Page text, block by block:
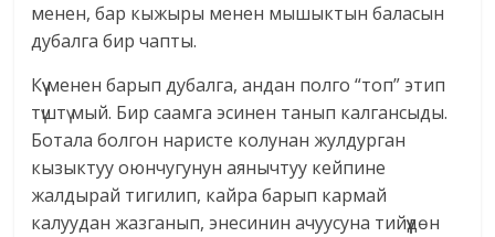
менен, бар кыжыры менен мышыктын баласын
дубалга бир чапты.
Күү менен барып дубалга, андан полго “топ” этип
түштү мый. Бир саамга эсинен танып калгансыды.
Ботала болгон наристе колунан жулдурган
кызыктуу оюнчугунун аянычтуу кейпине
жалдырай тигилип, кайра барып кармай
калуудан жазганып, энесинин ачуусуна тийүүдөн